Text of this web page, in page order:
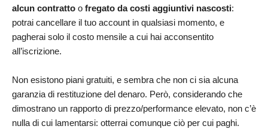
alcun contratto o fregato da costi aggiuntivi nascosti:
potrai cancellare il tuo account in qualsiasi momento, e
pagherai solo il costo mensile a cui hai acconsentito
all’iscrizione.
Non esistono piani gratuiti, e sembra che non ci sia alcuna
garanzia di restituzione del denaro. Però, considerando che
dimostrano un rapporto di prezzo/performance elevato, non c’è
nulla di cui lamentarsi: otterrai comunque ciò per cui paghi.